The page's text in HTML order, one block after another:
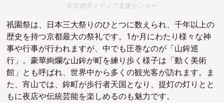
©京都市メディア支援センター
祇園祭は、日本三大祭りのひとつに数えられ、千年以上の
歴史を持つ京都最大の祭礼です。1か月にわたり様々な神
事や行事が行われますが、中でも圧巻なのが「山鉾巡
行」。豪華絢爛な山鉾が町を練り歩く様子は「動く美術
館」とも呼ばれ、世界中から多くの観光客が訪れます。ま
た、宵山では、鉾町が歩行者天国となり、提灯の灯りとと
もに夜店や伝統芸能を楽しめるのも魅力です。